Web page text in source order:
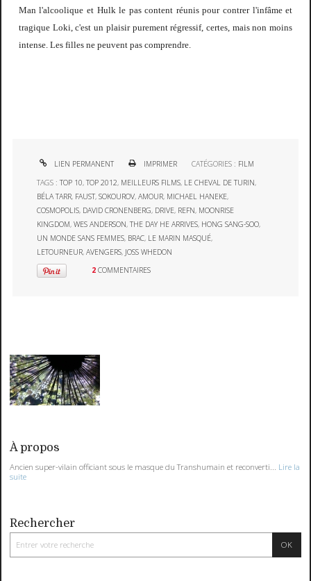
Man l'alcoolique et Hulk le pas content réunis pour contrer l'infâme et
tragique Loki, c'est un plaisir purement régressif, certes, mais non moins
intense. Les filles ne peuvent pas comprendre.
LIEN PERMANENT IMPRIMER CATÉGORIES : FILM
TAGS :TOP 10,TOP 2012, MEILLEURS FILMS, LE CHEVAL DE TURIN,
BÉLA TARR, FAUST,SOKOUROV,AMOUR, MICHAEL HANEKE,
COSMOPOLIS, DAVID CRONENBERG, DRIVE, REFN, MOONRISE
KINGDOM,WES ANDERSON,THE DAY HE ARRIVES, HONG SANG-SOO,
UN MONDE SANS FEMMES, BRAC, LE MARIN MASQUÉ,
LETOURNEUR,AVENGERS, JOSS WHEDON
2 COMMENTAIRES
À propos
Ancien super-vilain officiant sous le masque du Transhumain et reconverti...
Lire la
suite
Rechercher